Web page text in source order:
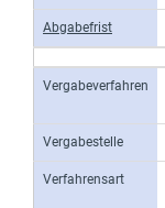
Abgabefrist
Vergabeverfahren
Vergabestelle
Verfahrensart